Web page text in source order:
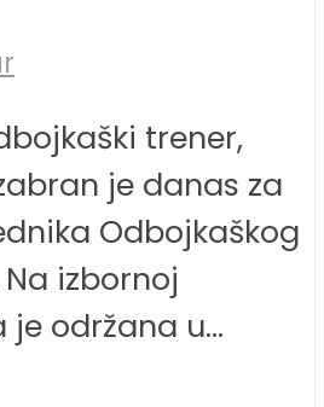
trener,
je danas za
Odbojkaškog
izbornoj
je održana u...